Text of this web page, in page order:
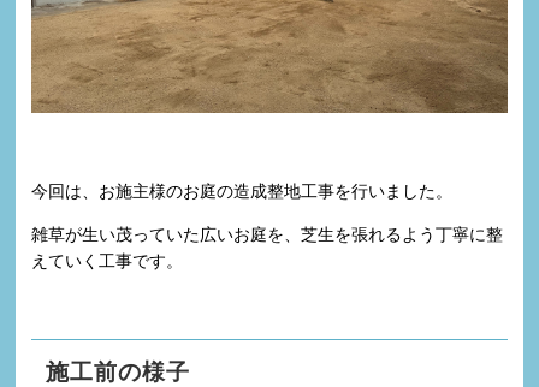
今回は、お施主様のお庭の造成整地工事を行いました。
雑草が生い茂っていた広いお庭を、芝生を張れるよう丁寧に整
えていく工事です。
施工前の様子